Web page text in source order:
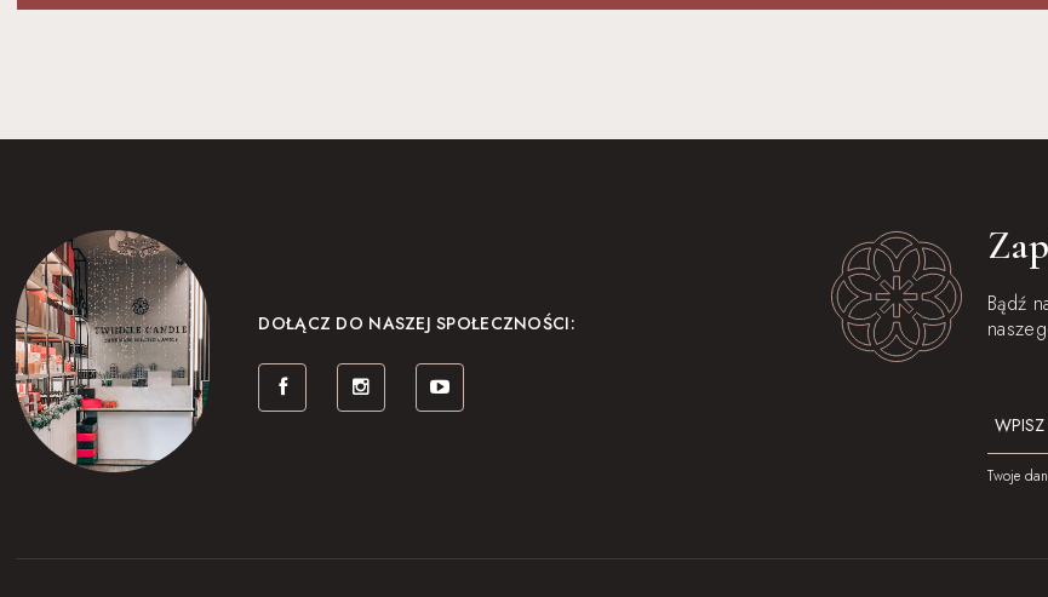
DOŁĄCZ DO NASZEJ SPOŁECZNOŚCI:
Bądź
Twoje